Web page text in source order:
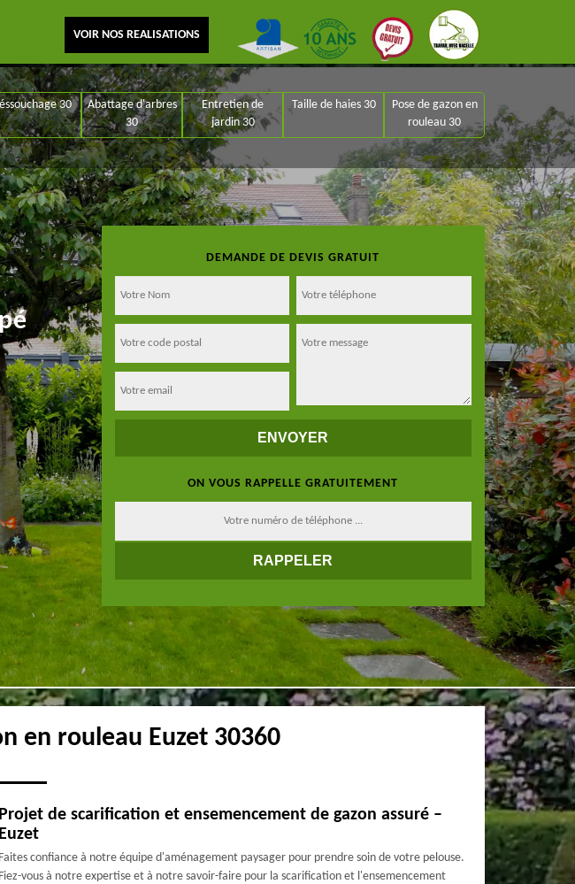
VOIR NOS REALISATIONS
30
Abattage d'arbres
30
Entretien de
jardin 30
Taille de haies 30
Pose de gazon en
rouleau 30
DEMANDE DE DEVIS GRATUIT
ON VOUS RAPPELLE GRATUITEMENT
en rouleau Euzet 30360
Projet de scarification et ensemencement de gazon assuré –
Euzet
Faites confiance à notre équipe d'aménagement paysager pour prendre soin de votre pelouse.
Fiez-vous à notre expertise et à notre savoir-faire pour la scarification et l'ensemencement